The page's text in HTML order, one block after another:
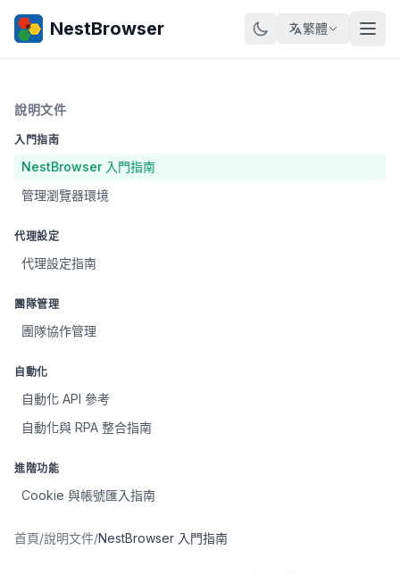
NestBrowser 繁體
說明文件
入門指南
NestBrowser 入門指南
管理瀏覽器環境
代理設定
代理設定指南
團隊管理
團隊協作管理
自動化
自動化 API 參考
自動化與 RPA 整合指南
進階功能
Cookie 與帳號匯入指南
首頁/說明文件/NestBrowser 入門指南